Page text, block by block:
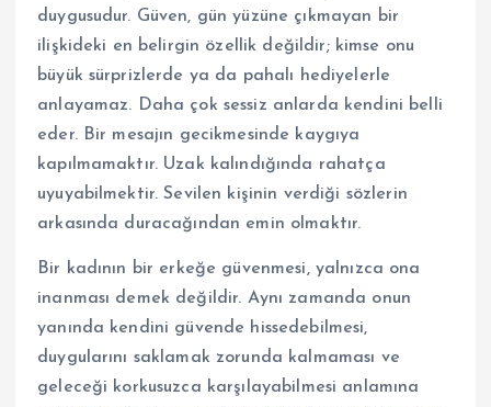
duygusudur. Güven, gün yüzüne çıkmayan bir
ilişkideki en belirgin özellik değildir; kimse onu
büyük sürprizlerde ya da pahalı hediyelerle
anlayamaz. Daha çok sessiz anlarda kendini belli
eder. Bir mesajın gecikmesinde kaygıya
kapılmamaktır. Uzak kalındığında rahatça
uyuyabilmektir. Sevilen kişinin verdiği sözlerin
arkasında duracağından emin olmaktır.
Bir kadının bir erkeğe güvenmesi, yalnızca ona
inanması demek değildir. Aynı zamanda onun
yanında kendini güvende hissedebilmesi,
duygularını saklamak zorunda kalmaması ve
geleceği korkusuzca karşılayabilmesi anlamına